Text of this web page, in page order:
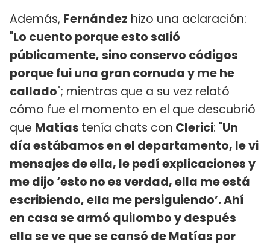
Además, Fernández hizo una aclaración:
"Lo cuento porque esto salió
públicamente, sino conservo códigos
porque fui una gran cornuda y me he
callado"; mientras que a su vez relató
cómo fue el momento en el que descubrió
que Matías tenía chats con Clerici: "Un
día estábamos en el departamento, le vi
mensajes de ella, le pedí explicaciones y
me dijo ‘esto no es verdad, ella me está
escribiendo, ella me persiguiendo’. Ahí
en casa se armó quilombo y después
ella se ve que se cansó de Matías por